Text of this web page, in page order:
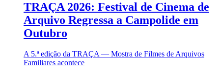
TRAÇA 2026: Festival de Cinema de
Arquivo Regressa a Campolide em
Outubro
A 5.ª edição da TRAÇA — Mostra de Filmes de Arquivos
Familiares acontece